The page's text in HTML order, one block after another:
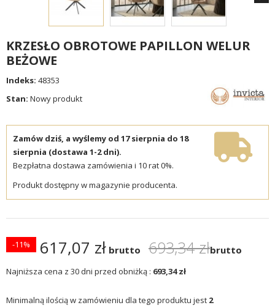
KRZESŁO OBROTOWE PAPILLON WELUR
BEŻOWE
Indeks: 48353
Stan: Nowy produkt
Zamów dziś, a wyślemy od 17 sierpnia do 18
sierpnia (dostawa 1-2 dni).
Bezpłatna dostawa zamówienia i 10 rat 0%.
Produkt dostępny w magazynie producenta.
617,07 zł brutto 693,34 złbrutto
-11%
Najniższa cena z 30 dni przed obniżką : 693,34 zł
Minimalną ilością w zamówieniu dla tego produktu jest 2